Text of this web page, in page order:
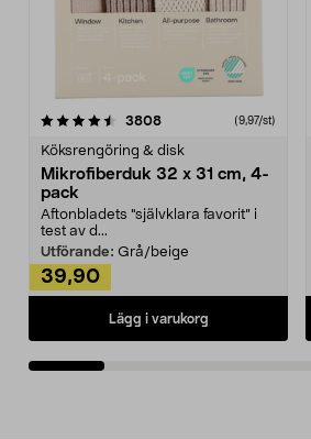
3808recensioner (9,97/st)
Köksrengöring & disk
Mikrofiberduk 32 x 31 cm, 4-
pack
Aftonbladets "självklara favorit” i
test av d...
Utförande: Grå/beige
39,90
Lägg i varukorg
4.0av 5 stjärnor